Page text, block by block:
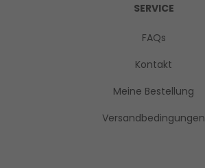
SERVICE
FAQs
Kontakt
Meine Bestellung
Versandbedingungen